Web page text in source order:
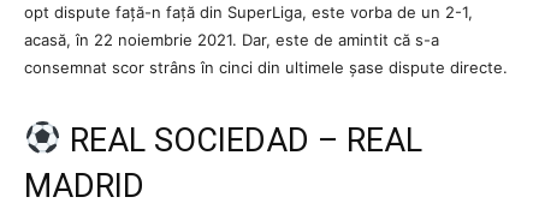
opt dispute față-n față din SuperLiga, este vorba de un 2-1,
acasă, în 22 noiembrie 2021. Dar, este de amintit că s-a
consemnat scor strâns în cinci din ultimele șase dispute directe.
REAL SOCIEDAD – REAL
MADRID